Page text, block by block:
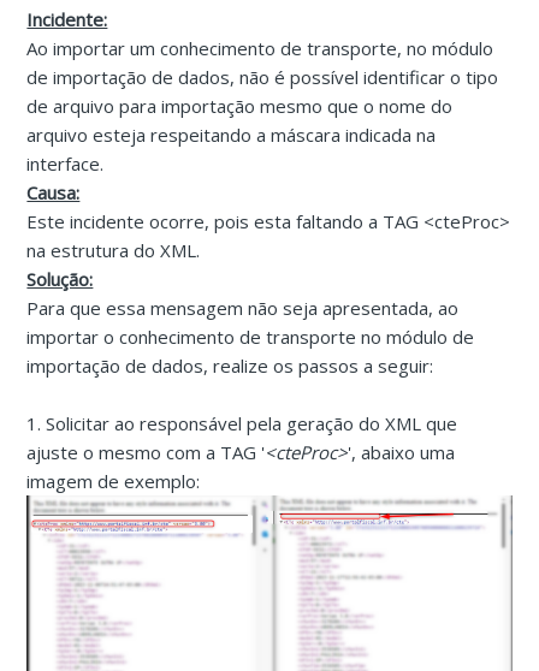
Incidente:
Ao importar um conhecimento de transporte, no módulo
de importação de dados, não é possível identificar o tipo
de arquivo para importação mesmo que o nome do
arquivo esteja respeitando a máscara indicada na
interface.
Causa:
Este incidente ocorre, pois esta faltando a TAG <cteProc>
na estrutura do XML.
Solução:
Para que essa mensagem não seja apresentada, ao
importar o conhecimento de transporte no módulo de
importação de dados, realize os passos a seguir:
1. Solicitar ao responsável pela geração do XML que
ajuste o mesmo com a TAG '<cteProc>', abaixo uma
imagem de exemplo: